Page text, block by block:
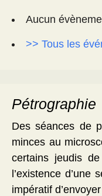
Aucun
>> Tous les
Pétrographie
Des séances de
minces au
certains jeudis
l’existence d’une
impératif